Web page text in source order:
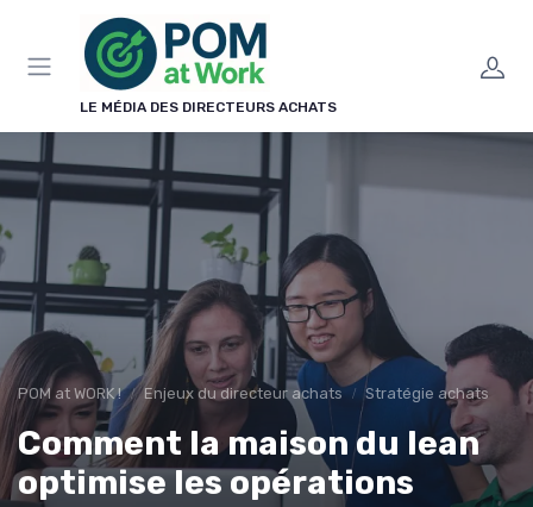
LE MÉDIA DES DIRECTEURS ACHATS
POM at WORK ! Enjeux du directeur achats Stratégie achats
Comment la maison du lean
optimise les opérations
Panneau de gestion des cookies